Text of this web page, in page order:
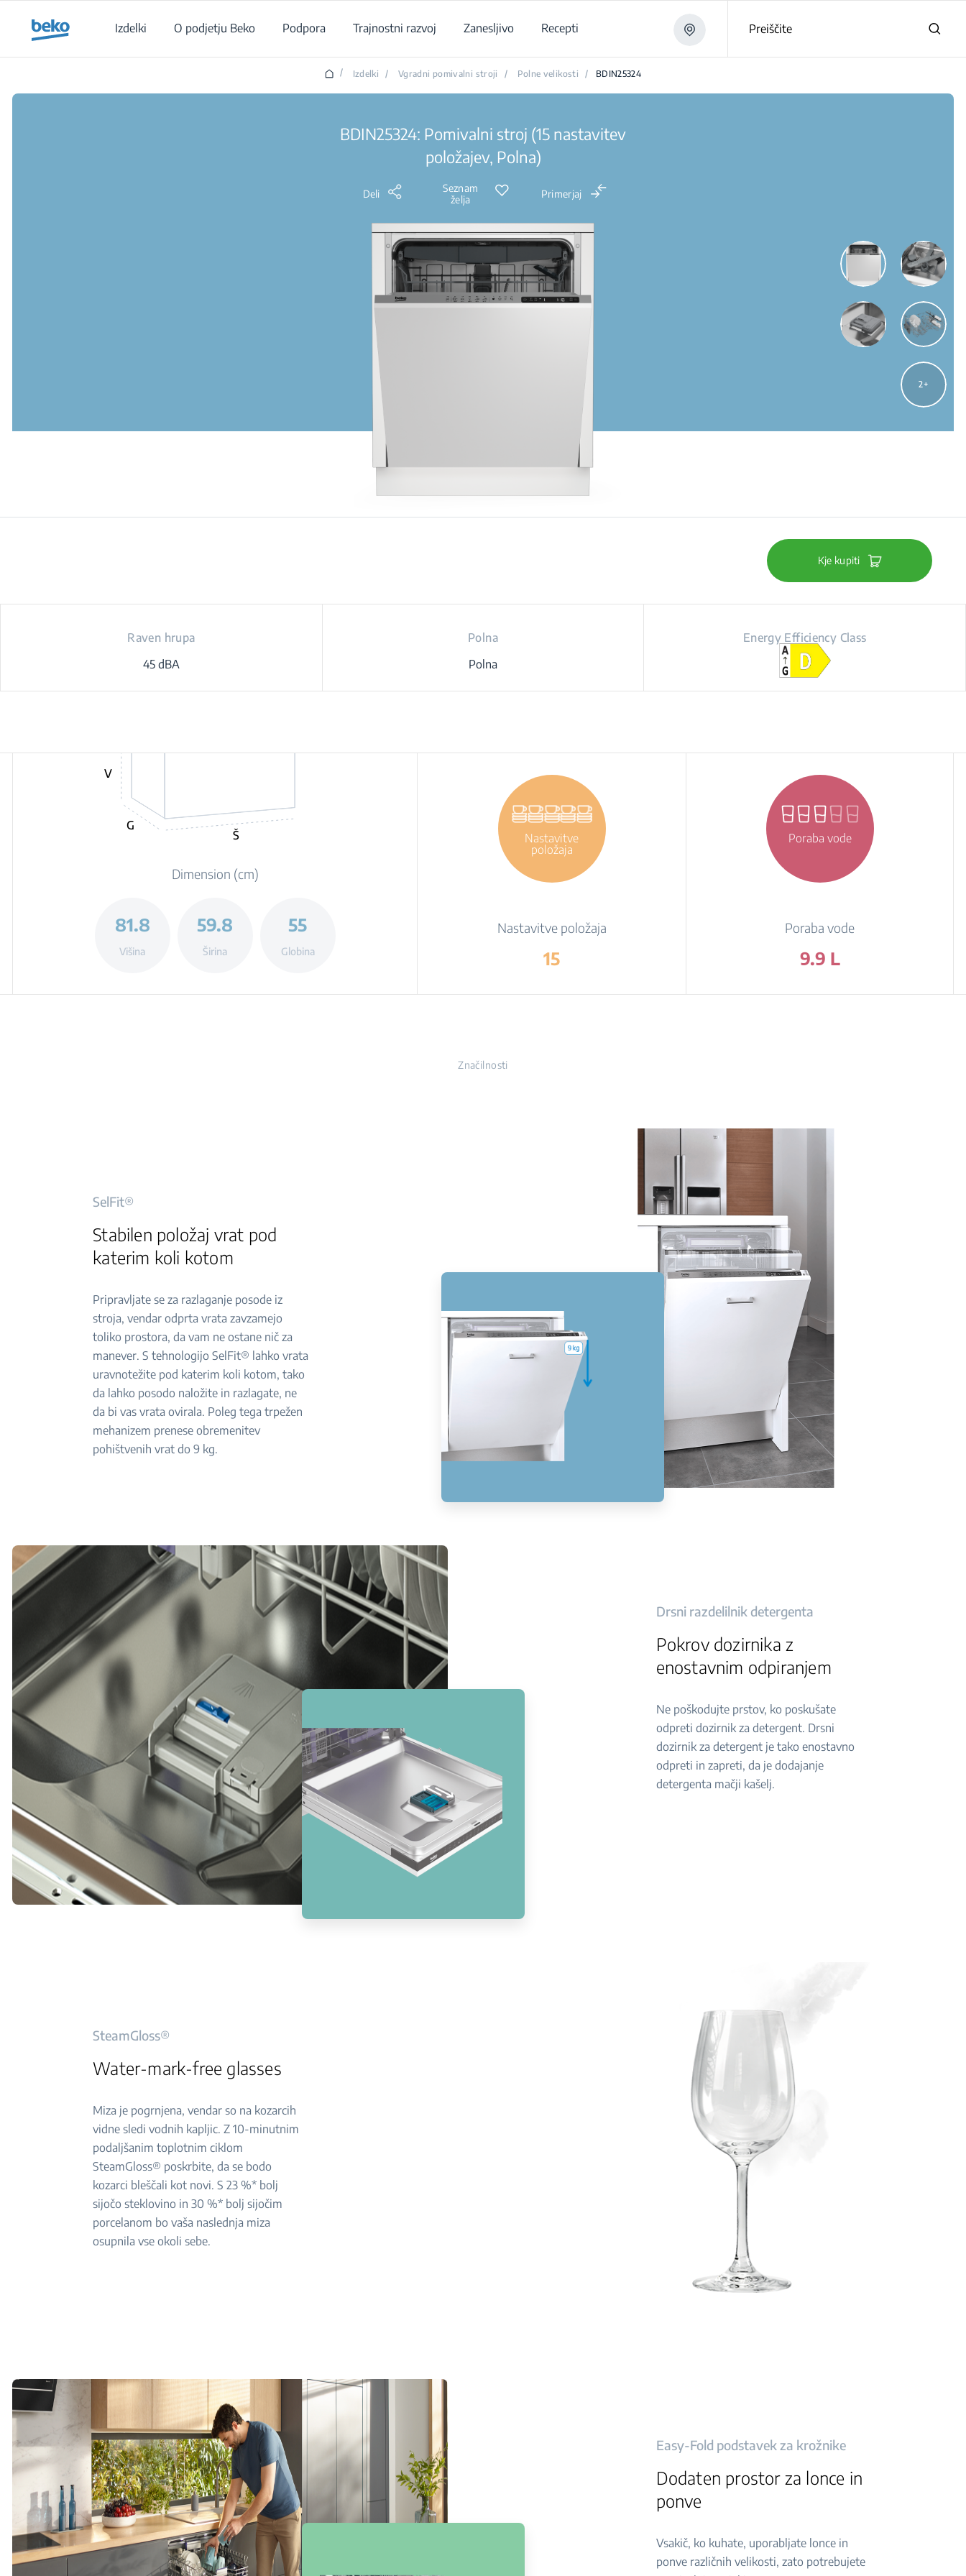
Izdelki
O podjetju Beko Podpora Trajnostni razvoj Zanesljivo Recepti Preiščite
/ Izdelki / Vgradni pomivalni stroji / Polne velikosti / BDIN25324
BDIN25324: Pomivalni stroj (15 nastavitev
položajev, Polna)
Deli
Seznam
želja
Primerjaj
2
Kje kupiti
Raven hrupa
45 dBA
Polna
Polna
Energy Efficiency Class
V
G
Š
Dimension (cm)
81.8
Višina
59.8
Širina
55
Globina
Nastavitve
položaja
Nastavitve položaja
15
Poraba vode
Poraba vode
9.9 L
Značilnosti
SelFit®
Stabilen položaj vrat pod
katerim koli kotom
Pripravljate se za razlaganje posode iz
stroja, vendar odprta vrata zavzamejo
toliko prostora, da vam ne ostane nič za
manever. S tehnologijo SelFit® lahko vrata
uravnotežite pod katerim koli kotom, tako
da lahko posodo naložite in razlagate, ne
da bi vas vrata ovirala. Poleg tega trpežen
mehanizem prenese obremenitev
pohištvenih vrat do 9 kg.
Drsni razdelilnik detergenta
Pokrov dozirnika z
enostavnim odpiranjem
Ne poškodujte prstov, ko poskušate
odpreti dozirnik za detergent. Drsni
dozirnik za detergent je tako enostavno
odpreti in zapreti, da je dodajanje
detergenta mačji kašelj.
SteamGloss®
Water-mark-free glasses
Miza je pogrnjena, vendar so na kozarcih
vidne sledi vodnih kapljic. Z 10-minutnim
podaljšanim toplotnim ciklom
SteamGloss® poskrbite, da se bodo
kozarci bleščali kot novi. S 23 %* bolj
sijočo steklovino in 30 %* bolj sijočim
porcelanom bo vaša naslednja miza
osupnila vse okoli sebe.
Easy-Fold podstavek za krožnike
Dodaten prostor za lonce in
ponve
Vsakič, ko kuhate, uporabljate lonce in
ponve različnih velikosti, zato potrebujete